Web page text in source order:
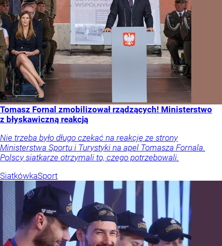
Tomasz Fornal zmobilizował rządzących! Ministerstwo
z błyskawiczną reakcją
Nie trzeba było długo czekać na reakcję ze strony
Ministerstwa Sportu i Turystyki na apel Tomasza Fornala.
Polscy siatkarze otrzymali to, czego potrzebowali.
SiatkówkaSport